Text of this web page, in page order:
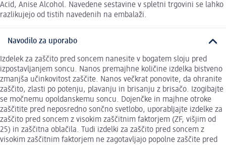
Acid, Anise Alcohol. Navedene sestavine v spletni trgovini se lahko
razlikujejo od tistih navedenih na embalaži.
Navodilo za uporabo
Izdelek za zaščito pred soncem nanesite v bogatem sloju pred
izpostavljanjem soncu. Nanos premajhne količine izdelka bistveno
zmanjša učinkovitost zaščite. Nanos večkrat ponovite, da ohranite
zaščito, zlasti po potenju, plavanju in brisanju z brisačo. Izogibajte
se močnemu opoldanskemu soncu. Dojenčke in majhne otroke
zaščitite pred neposredno sončno svetlobo, uporabljajte izdelke za
zaščito pred soncem z visokim zaščitnim faktorjem (ZF, višjim od
25) in zaščitna oblačila. Tudi izdelki za zaščito pred soncem z
visokim zaščitnim faktorjem ne zagotavljajo popolne zaščite pred